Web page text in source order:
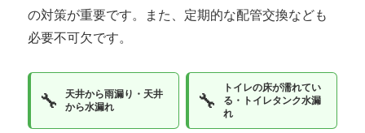
の対策が重要です。また、定期的な配管交換なども
必要不可欠です。
🔧
天井から雨漏り・天井
から水漏れ
🔧
トイレの床が濡れてい
る・トイレタンク水漏
れ